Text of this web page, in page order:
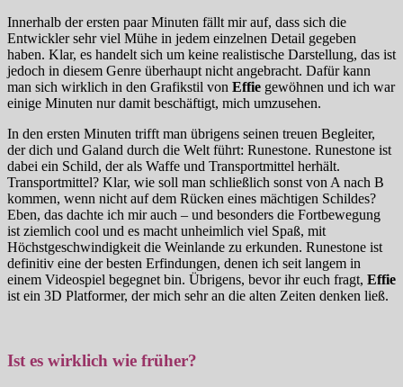
Innerhalb der ersten paar Minuten fällt mir auf, dass sich die
Entwickler sehr viel Mühe in jedem einzelnen Detail gegeben
haben. Klar, es handelt sich um keine realistische Darstellung, das ist
jedoch in diesem Genre überhaupt nicht angebracht. Dafür kann
man sich wirklich in den Grafikstil von Effie gewöhnen und ich war
einige Minuten nur damit beschäftigt, mich umzusehen.
In den ersten Minuten trifft man übrigens seinen treuen Begleiter,
der dich und Galand durch die Welt führt: Runestone. Runestone ist
dabei ein Schild, der als Waffe und Transportmittel herhält.
Transportmittel? Klar, wie soll man schließlich sonst von A nach B
kommen, wenn nicht auf dem Rücken eines mächtigen Schildes?
Eben, das dachte ich mir auch – und besonders die Fortbewegung
ist ziemlich cool und es macht unheimlich viel Spaß, mit
Höchstgeschwindigkeit die Weinlande zu erkunden. Runestone ist
definitiv eine der besten Erfindungen, denen ich seit langem in
einem Videospiel begegnet bin. Übrigens, bevor ihr euch fragt, Effie
ist ein 3D Platformer, der mich sehr an die alten Zeiten denken ließ.
Ist es wirklich wie früher?